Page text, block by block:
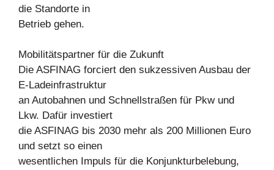
die Standorte in
Betrieb gehen.
Mobilitätspartner für die Zukunft
Die ASFINAG forciert den sukzessiven Ausbau der
E-Ladeinfrastruktur
an Autobahnen und Schnellstraßen für Pkw und
Lkw. Dafür investiert
die ASFINAG bis 2030 mehr als 200 Millionen Euro
und setzt so einen
wesentlichen Impuls für die Konjunkturbelebung,